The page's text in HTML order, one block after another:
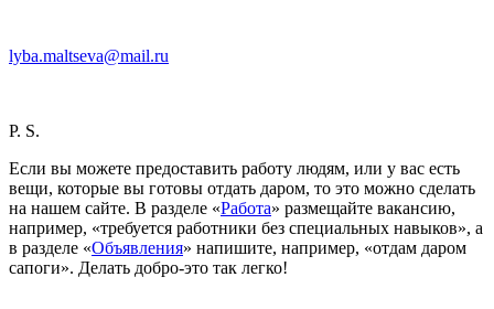
lyba.maltseva@mail.ru
P. S.
Если вы можете предоставить работу людям, или у вас есть
вещи, которые вы готовы отдать даром, то это можно сделать
на нашем сайте. В разделе «Работа» размещайте вакансию,
например, «требуется работники без специальных навыков», а
в разделе «Объявления» напишите, например, «отдам даром
сапоги». Делать добро-это так легко!